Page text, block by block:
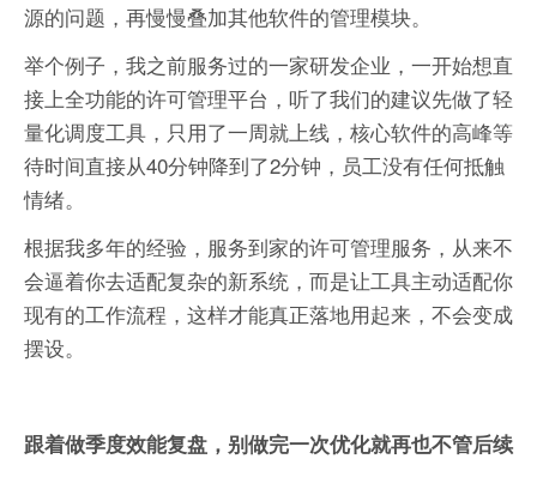
源的问题，再慢慢叠加其他软件的管理模块。
举个例子，我之前服务过的一家研发企业，一开始想直
接上全功能的许可管理平台，听了我们的建议先做了轻
量化调度工具，只用了一周就上线，核心软件的高峰等
待时间直接从40分钟降到了2分钟，员工没有任何抵触
情绪。
根据我多年的经验，‌服务到家的许可管理服务，从来不
会逼着你去适配复杂的新系统，而是让工具主动适配你
现有的工作流程‌，这样才能真正落地用起来，不会变成
摆设。
跟着做季度效能复盘，别做完一次优化就再也不管后续